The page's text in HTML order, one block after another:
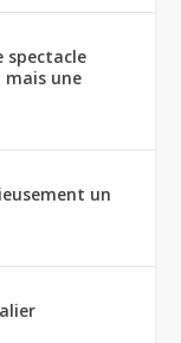
spectacle
mais une
un